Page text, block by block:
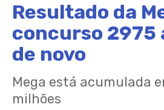
Resultado da
concurso 2975
de novo
Mega está acumulada
milhões